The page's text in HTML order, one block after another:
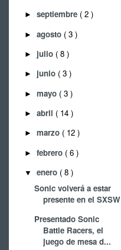
► septiembre ( 2 )
► agosto ( 3 )
► julio ( 8 )
► junio ( 3 )
► mayo ( 3 )
► abril ( 14 )
► marzo ( 12 )
► febrero ( 6 )
▼ enero ( 8 )
Sonic volverá a estar
presente en el SXSW
Presentado Sonic
Battle Racers, el
juego de mesa d...